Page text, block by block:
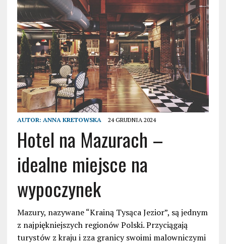
AUTOR: ANNA KRETOWSKA 24 GRUDNIA 2024
Hotel na Mazurach –
idealne miejsce na
wypoczynek
Mazury, nazywane “Krainą Tysąca Jezior”, są jednym
z najpiękniejszych regionów Polski. Przyciągają
turystów z kraju i zza granicy swoimi malowniczymi